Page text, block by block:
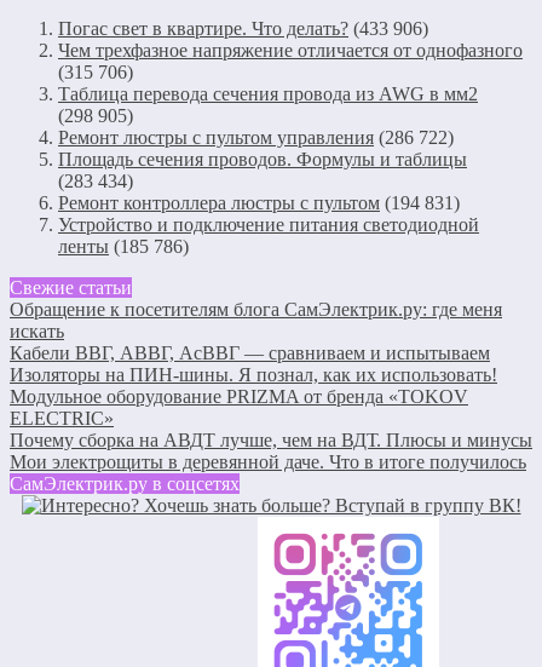
Погас свет в квартире. Что делать? (433 906)
Чем трехфазное напряжение отличается от однофазного
(315 706)
Таблица перевода сечения провода из AWG в мм2
(298 905)
Ремонт люстры с пультом управления (286 722)
Площадь сечения проводов. Формулы и таблицы
(283 434)
Ремонт контроллера люстры с пультом (194 831)
Устройство и подключение питания светодиодной
ленты (185 786)
Свежие статьи
Обращение к посетителям блога СамЭлектрик.ру: где меня
искать
Кабели ВВГ, АВВГ, АсВВГ — сравниваем и испытываем
Изоляторы на ПИН-шины. Я познал, как их использовать!
Модульное оборудование PRIZMA от бренда «TOKOV
ELECTRIC»
Почему сборка на АВДТ лучше, чем на ВДТ. Плюсы и минусы
Мои электрощиты в деревянной даче. Что в итоге получилось
СамЭлектрик.ру в соцсетях